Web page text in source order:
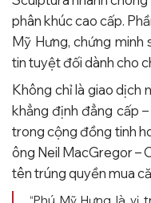
phân khúc cao cấp.
Mỹ Hưng, chứng minh
tin tuyệt đối dành cho
Không chỉ là giao dịch
khẳng định đẳng cấp
trong cộng đồng tinh
ông Neil MacGregor –
tên trúng quyền mua
“Phú Mỹ Hưng là vị